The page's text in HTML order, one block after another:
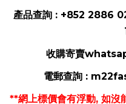
產品查詢 : +852 2886
收購寄賣
電郵查詢 :
**網上標價會有浮動, 如沒